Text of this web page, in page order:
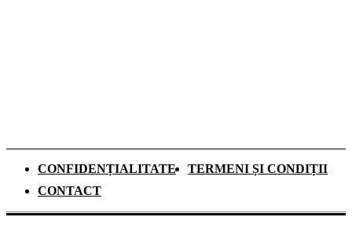
CONFIDENȚIALITATE
TERMENI ȘI CONDIȚII
CONTACT